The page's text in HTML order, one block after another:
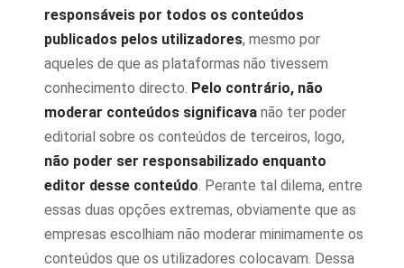
responsáveis por todos os conteúdos
publicados pelos utilizadores, mesmo por
aqueles de que as plataformas não tivessem
conhecimento directo. Pelo contrário, não
moderar conteúdos significava não ter poder
editorial sobre os conteúdos de terceiros, logo,
não poder ser responsabilizado enquanto
editor desse conteúdo. Perante tal dilema, entre
essas duas opções extremas, obviamente que as
empresas escolhiam não moderar minimamente os
conteúdos que os utilizadores colocavam. Dessa